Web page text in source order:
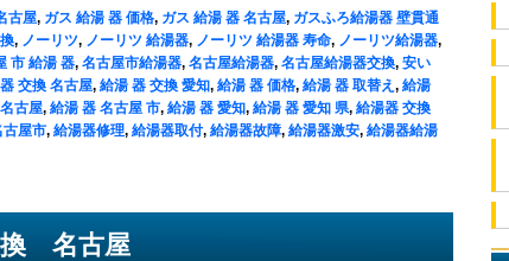
古屋, ガス 給湯 器 価格, ガス 給湯 器 名古屋, ガスふろ給湯器 壁貫通
, ノーリツ, ノーリツ 給湯器, ノーリツ 給湯器 寿命, ノーリツ給湯器,
市 給湯 器, 名古屋市給湯器, 名古屋給湯器, 名古屋給湯器交換, 安い
交換 名古屋, 給湯 器 交換 愛知, 給湯 器 価格, 給湯 器 取替え , 給湯
古屋, 給湯 器 名古屋 市, 給湯 器 愛知, 給湯 器 愛知 県, 給湯器 交換
古屋市, 給湯器修理, 給湯器取付, 給湯器故障, 給湯器激安, 給湯器給湯
換 名古屋